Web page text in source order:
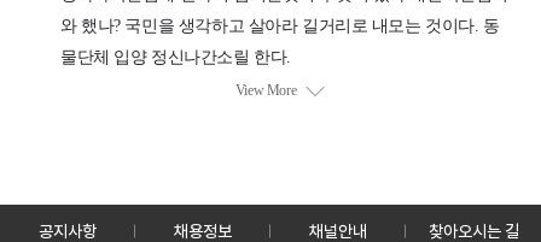
공지사항 채용정보 채널안내 찾아오시는 길